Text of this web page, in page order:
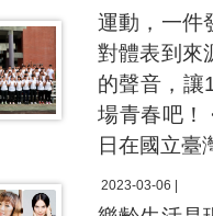
運動，一件
對體表到來
的聲音，讓
場青春吧！
日在國立臺
2023-03-06 |